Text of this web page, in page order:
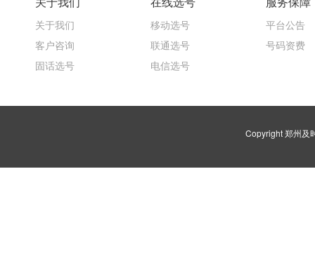
关于我们
客户咨询
固话选号
移动选号
联通选号
电信选号
平台公告
号码资费
Copyright 郑州及